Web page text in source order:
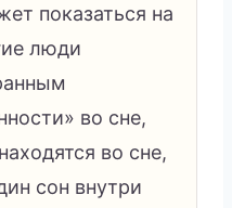
показаться на
люди
во сне,
во сне,
сон внутри